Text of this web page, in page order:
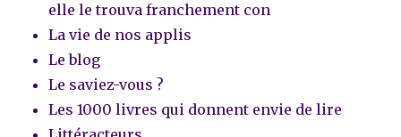
elle le trouva franchement con
La vie de nos applis
Le blog
Le saviez-vous ?
Les 1000 livres qui donnent envie de lire